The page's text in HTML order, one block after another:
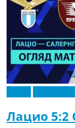
Лацио 5:2